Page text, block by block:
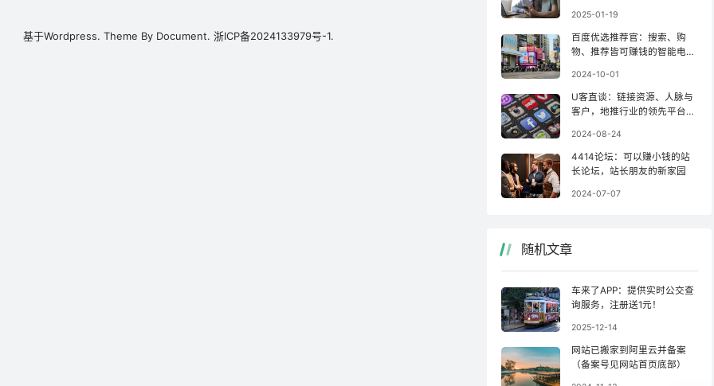
2025-01-19
百度优选推荐官：搜索、购
物、推荐皆可赚钱的智能电商
2024-10-01
U客直谈：链接资源、人脉与
客户，地推行业的领先平台之
2024-08-24
4414论坛：可以赚小钱的站
长论坛，站长朋友的新家园
2024-07-07
随机文章
车来了APP：提供实时公交查
询服务，注册送1元！
2025-12-14
网站已搬家到阿里云并备案
（备案号见网站首页底部）
基于Wordpress. Theme By Document. 浙ICP备2024133979号-1.